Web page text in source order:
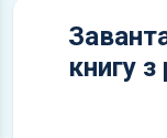
книгу